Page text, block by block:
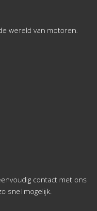
wereld van motoren.
contact met ons
snel mogelijk.